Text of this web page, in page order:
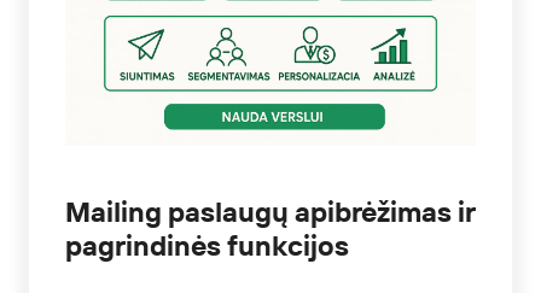
Mailing paslaugų apibrėžimas ir
pagrindinės funkcijos